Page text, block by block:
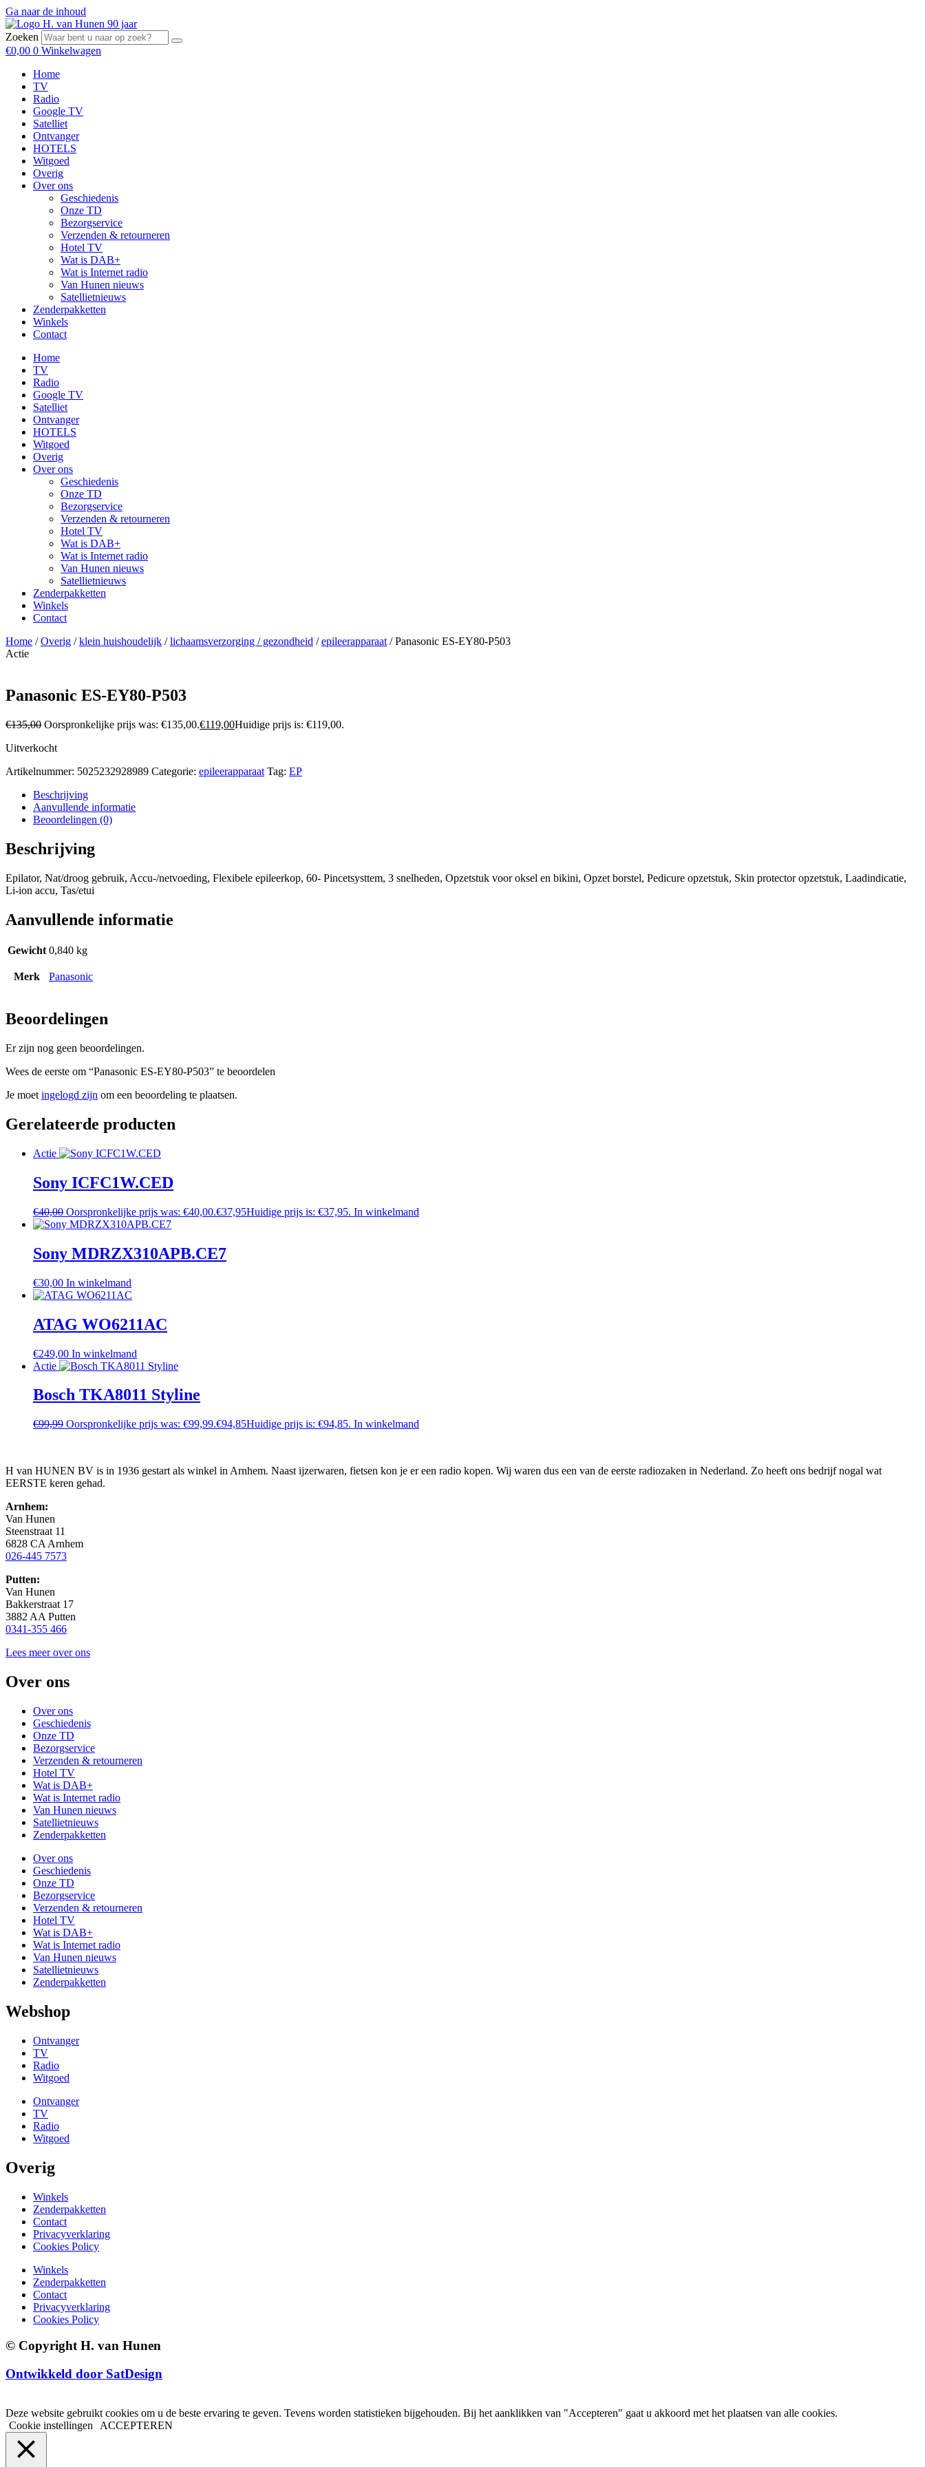
Ga naar de inhoud
Zoeken
€0,00 0 Winkelwagen
Home
TV
Radio
Google TV
Satelliet
Ontvanger
HOTELS
Witgoed
Overig
Over ons
Geschiedenis
Onze TD
Bezorgservice
Verzenden & retourneren
Hotel TV
Wat is DAB+
Wat is Internet radio
Van Hunen nieuws
Satellietnieuws
Zenderpakketten
Winkels
Contact
Home
TV
Radio
Google TV
Satelliet
Ontvanger
HOTELS
Witgoed
Overig
Over ons
Geschiedenis
Onze TD
Bezorgservice
Verzenden & retourneren
Hotel TV
Wat is DAB+
Wat is Internet radio
Van Hunen nieuws
Satellietnieuws
Zenderpakketten
Winkels
Contact
Home /Overig /klein huishoudelijk /lichaamsverzorging / gezondheid /epileerapparaat / Panasonic ES-EY80-P503
Actie
Panasonic ES-EY80-P503
€135,00 Oorspronkelijke prijs was: €135,00.€119,00Huidige prijs is: €119,00.
Uitverkocht
Artikelnummer: 5025232928989 Categorie: epileerapparaat Tag: EP
Beschrijving
Aanvullende informatie
Beoordelingen (0)
Beschrijving
Epilator, Nat/droog gebruik, Accu-/netvoeding, Flexibele epileerkop, 60- Pincetsysttem, 3 snelheden, Opzetstuk voor oksel en bikini, Opzet borstel, Pedicure opzetstuk, Skin protector opzetstuk, Laadindicatie,
Li-ion accu, Tas/etui
Aanvullende informatie
Gewicht 0,840 kg
Merk Panasonic
Beoordelingen
Er zijn nog geen beoordelingen.
Wees de eerste om “Panasonic ES-EY80-P503” te beoordelen
Je moet ingelogd zijn om een beoordeling te plaatsen.
Gerelateerde producten
Actie
Sony ICFC1W.CED
€40,00 Oorspronkelijke prijs was: €40,00.€37,95Huidige prijs is: €37,95. In winkelmand
Sony MDRZX310APB.CE7
€30,00 In winkelmand
ATAG WO6211AC
€249,00 In winkelmand
Actie
Bosch TKA8011 Styline
€99,99 Oorspronkelijke prijs was: €99,99.€94,85Huidige prijs is: €94,85. In winkelmand
H van HUNEN BV is in 1936 gestart als winkel in Arnhem. Naast ijzerwaren, fietsen kon je er een radio kopen. Wij waren dus een van de eerste radiozaken in Nederland. Zo heeft ons bedrijf nogal wat
EERSTE keren gehad.
Arnhem:
Van Hunen
Steenstraat 11
6828 CA Arnhem
026-445 7573
Putten:
Van Hunen
Bakkerstraat 17
3882 AA Putten
0341-355 466
Lees meer over ons
Over ons
Over ons
Geschiedenis
Onze TD
Bezorgservice
Verzenden & retourneren
Hotel TV
Wat is DAB+
Wat is Internet radio
Van Hunen nieuws
Satellietnieuws
Zenderpakketten
Over ons
Geschiedenis
Onze TD
Bezorgservice
Verzenden & retourneren
Hotel TV
Wat is DAB+
Wat is Internet radio
Van Hunen nieuws
Satellietnieuws
Zenderpakketten
Webshop
Ontvanger
TV
Radio
Witgoed
Ontvanger
TV
Radio
Witgoed
Overig
Winkels
Zenderpakketten
Contact
Privacyverklaring
Cookies Policy
Winkels
Zenderpakketten
Contact
Privacyverklaring
Cookies Policy
© Copyright H. van Hunen
Ontwikkeld door SatDesign
Deze website gebruikt cookies om u de beste ervaring te geven. Tevens worden statistieken bijgehouden. Bij het aanklikken van "Accepteren" gaat u akkoord met het plaatsen van alle cookies.
Cookie instellingen
ACCEPTEREN